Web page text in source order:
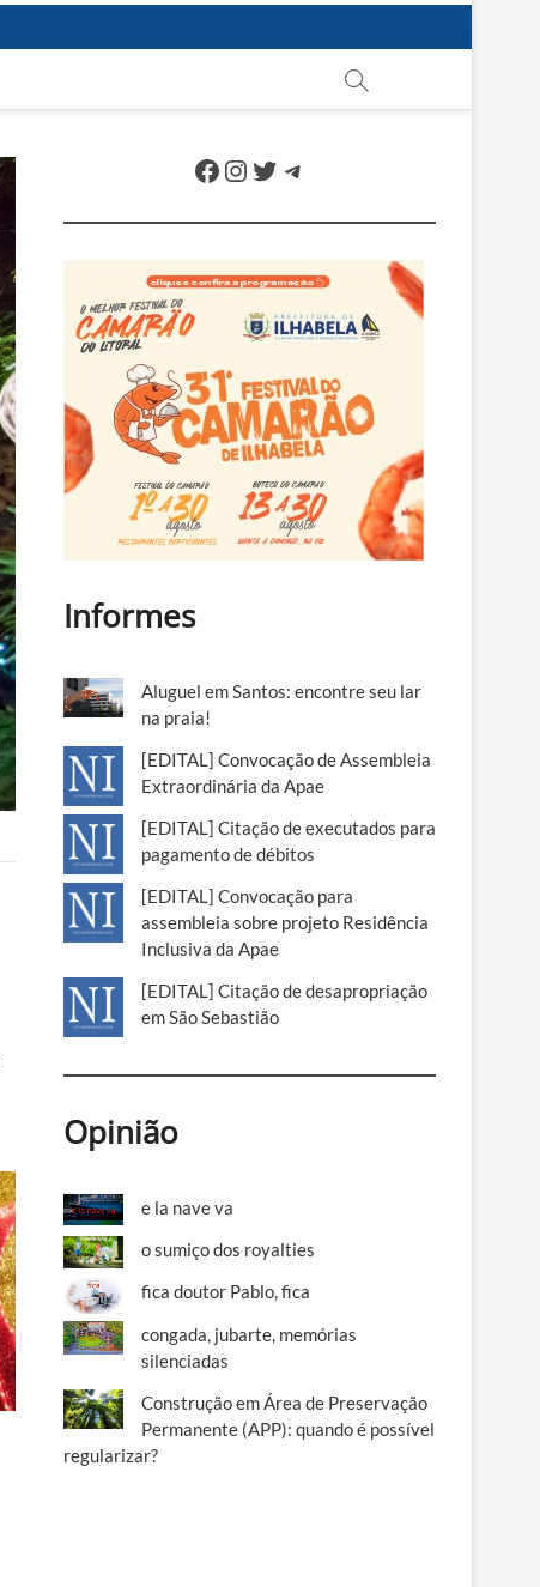
Facebook
Instagram
Twitter
Telegram
Informes
Aluguel em Santos: encontre seu lar
na praia!
[EDITAL] Convocação de Assembleia
Extraordinária da Apae
[EDITAL] Citação de executados para
pagamento de débitos
[EDITAL] Convocação para
assembleia sobre projeto Residência
Inclusiva da Apae
[EDITAL] Citação de desapropriação
em São Sebastião
Opinião
e la nave va
o sumiço dos royalties
fica doutor Pablo, fica
congada, jubarte, memórias
silenciadas
Construção em Área de Preservação
Permanente (APP): quando é possível
regularizar?